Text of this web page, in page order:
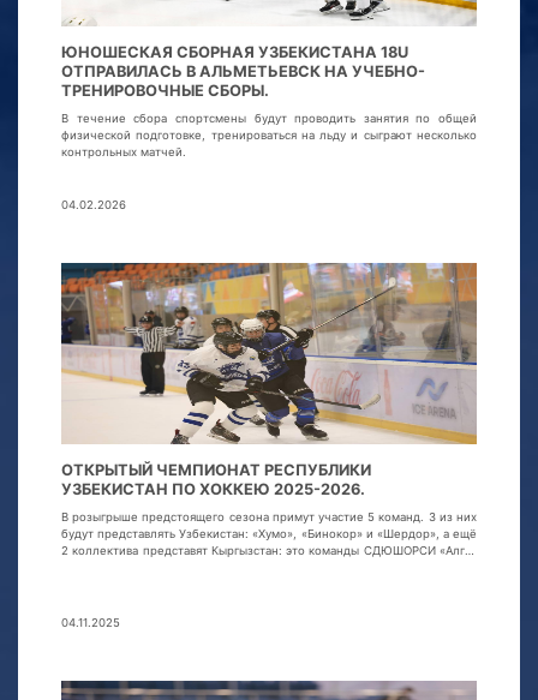
ЮНОШЕСКАЯ СБОРНАЯ УЗБЕКИСТАНА 18U
ОТПРАВИЛАСЬ В АЛЬМЕТЬЕВСК НА УЧЕБНО-
ТРЕНИРОВОЧНЫЕ СБОРЫ.
В течение сбора спортсмены будут проводить занятия по общей
физической подготовке, тренироваться на льду и сыграют несколько
контрольных матчей.
04.02.2026
ОТКРЫТЫЙ ЧЕМПИОНАТ РЕСПУБЛИКИ
УЗБЕКИСТАН ПО ХОККЕЮ 2025-2026.
В розыгрыше предстоящего сезона примут участие 5 команд. 3 из них
будут представлять Узбекистан: «Хумо», «Бинокор» и «Шердор», а ещё
2 коллектива представят Кыргызстан: это команды СДЮШОРСИ «Алга»
04.11.2025